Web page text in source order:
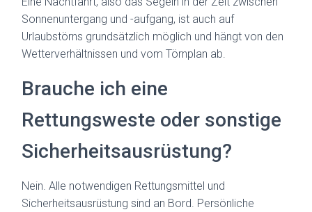
Sonnenuntergang und -aufgang, ist auch auf
Urlaubstörns grundsätzlich möglich und hängt von den
Wetterverhältnissen und vom Törnplan ab.
Brauche ich eine
Rettungsweste oder sonstige
Sicherheitsausrüstung?
Nein. Alle notwendigen Rettungsmittel und
Sicherheitsausrüstung sind an Bord. Persönliche